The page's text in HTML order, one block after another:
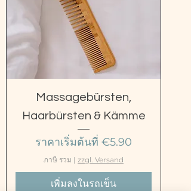
Massagebürsten,
Haarbürsten & Kämme
ราคาเริ่มต้นที่ €5.90
ราคาขายลด
ภาษี รวม | zzgl. Versand
เพิ่มลงในรถเข็น